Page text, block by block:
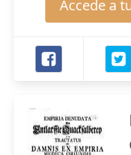
Accede a